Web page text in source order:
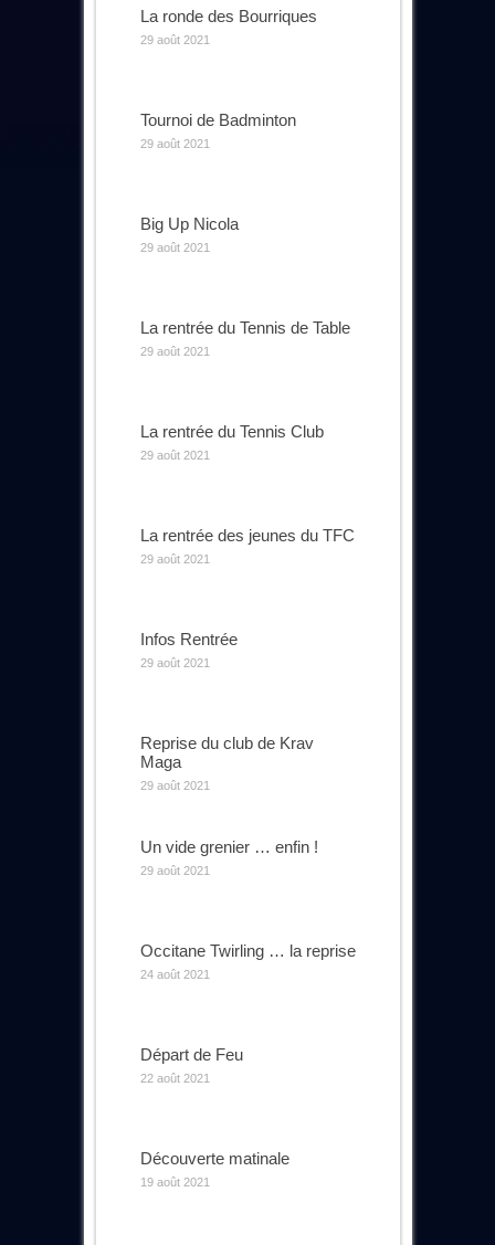
La ronde des Bourriques
29 août 2021
Tournoi de Badminton
29 août 2021
Big Up Nicola
29 août 2021
La rentrée du Tennis de Table
29 août 2021
La rentrée du Tennis Club
29 août 2021
La rentrée des jeunes du TFC
29 août 2021
Infos Rentrée
29 août 2021
Reprise du club de Krav
Maga
29 août 2021
Un vide grenier … enfin !
29 août 2021
Occitane Twirling … la reprise
24 août 2021
Départ de Feu
22 août 2021
Découverte matinale
19 août 2021